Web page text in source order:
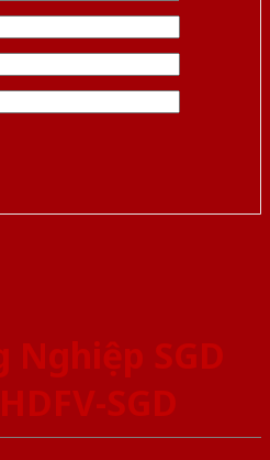
Nghiệp SGD
SGD